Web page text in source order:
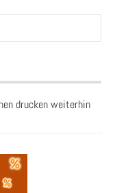
drucken weiterhin